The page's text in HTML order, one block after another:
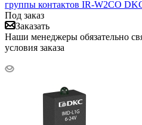
группы контактов IR-W2CO
Под заказ
Заказать
Наши менеджеры обязательно
условия заказа